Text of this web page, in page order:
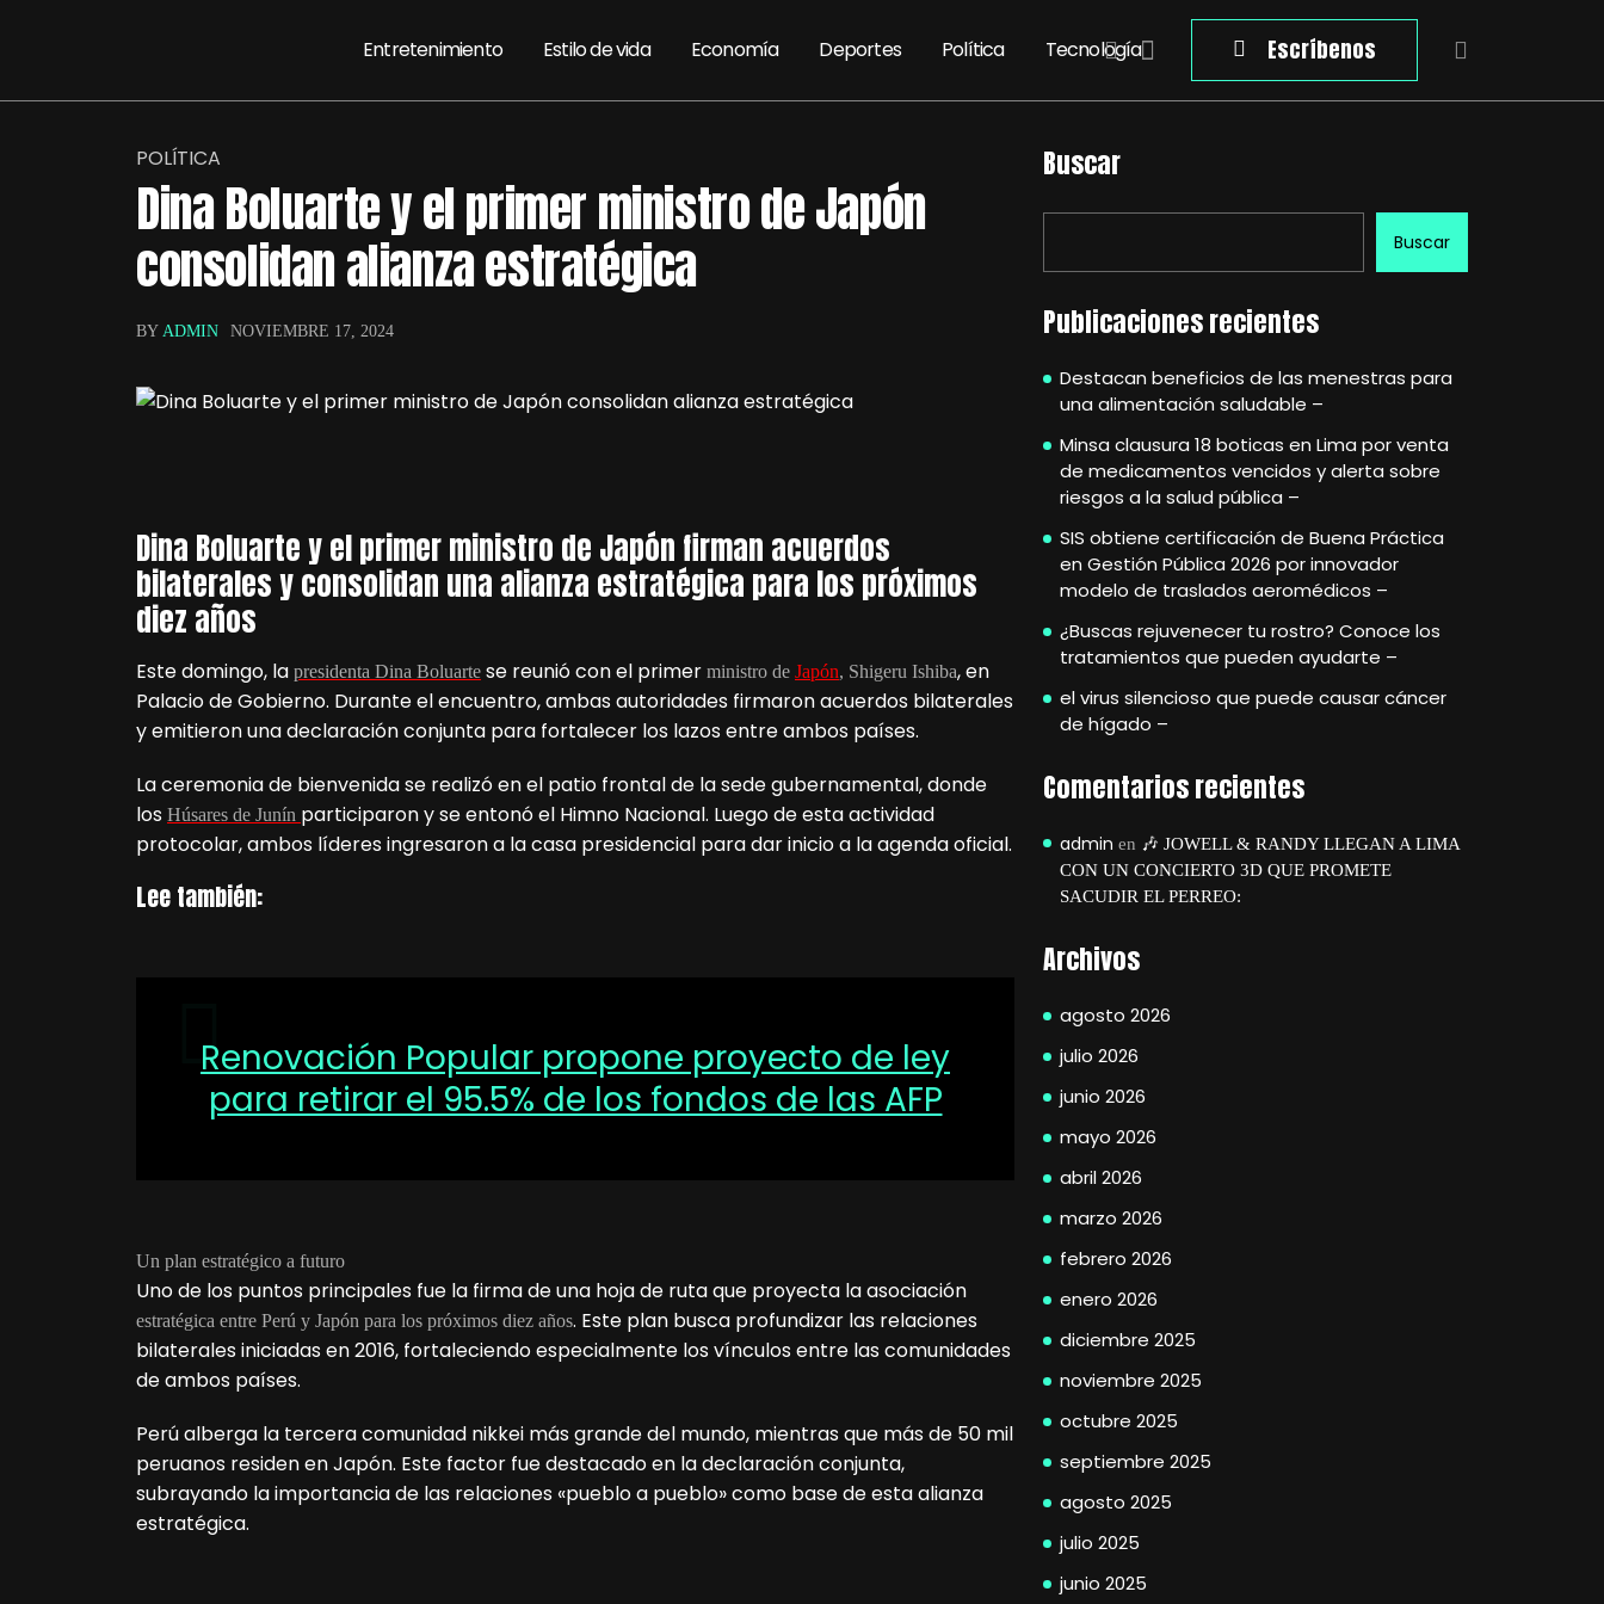
Entretenimiento Estilo de vida Economía Deportes Política Tecnología Escríbenos
POLÍTICA
Dina Boluarte y el primer ministro de Japón
consolidan alianza estratégica
BY ADMIN NOVIEMBRE 17, 2024
Dina Boluarte y el primer ministro de Japón firman acuerdos
bilaterales y consolidan una alianza estratégica para los próximos
diez años
Este domingo, la presidenta Dina Boluarte se reunió con el primer ministro de Japón, Shigeru Ishiba, en
Palacio de Gobierno. Durante el encuentro, ambas autoridades firmaron acuerdos bilaterales
y emitieron una declaración conjunta para fortalecer los lazos entre ambos países.
La ceremonia de bienvenida se realizó en el patio frontal de la sede gubernamental, donde
los Húsares de Junín participaron y se entonó el Himno Nacional. Luego de esta actividad
protocolar, ambos líderes ingresaron a la casa presidencial para dar inicio a la agenda oficial.
Lee también:
Renovación Popular propone proyecto de ley
para retirar el 95.5% de los fondos de las AFP
Un plan estratégico a futuro
Uno de los puntos principales fue la firma de una hoja de ruta que proyecta la asociación
estratégica entre Perú y Japón para los próximos diez años. Este plan busca profundizar las relaciones
bilaterales iniciadas en 2016, fortaleciendo especialmente los vínculos entre las comunidades
de ambos países.
Perú alberga la tercera comunidad nikkei más grande del mundo, mientras que más de 50 mil
peruanos residen en Japón. Este factor fue destacado en la declaración conjunta,
subrayando la importancia de las relaciones «pueblo a pueblo» como base de esta alianza
estratégica.
Buscar
Buscar
Publicaciones recientes
Destacan beneficios de las menestras para
una alimentación saludable –
Minsa clausura 18 boticas en Lima por venta
de medicamentos vencidos y alerta sobre
riesgos a la salud pública –
SIS obtiene certificación de Buena Práctica
en Gestión Pública 2026 por innovador
modelo de traslados aeromédicos –
¿Buscas rejuvenecer tu rostro? Conoce los
tratamientos que pueden ayudarte –
el virus silencioso que puede causar cáncer
de hígado –
Comentarios recientes
admin en 🎶 JOWELL & RANDY LLEGAN A LIMA
CON UN CONCIERTO 3D QUE PROMETE
SACUDIR EL PERREO:
Archivos
agosto 2026
julio 2026
junio 2026
mayo 2026
abril 2026
marzo 2026
febrero 2026
enero 2026
diciembre 2025
noviembre 2025
octubre 2025
septiembre 2025
agosto 2025
julio 2025
junio 2025